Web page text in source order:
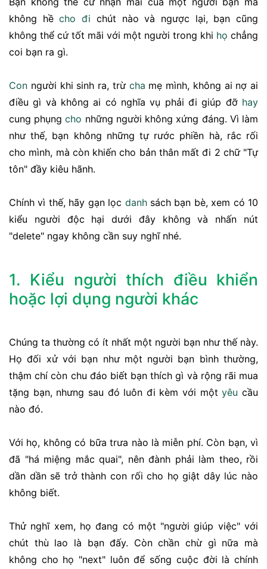
không hềcho đi chút nào và ngược lại, bạn cũng
không thể cứ tốt mãi với một người trong khi ho ̣ chẳng
coi bạn ra gì.
Con người khi sinh ra, trừ cha mẹ mình, không ai nợ ai
điều gì và không ai có nghĩa vụ phải đi giúp đỡ hay
cung phụngcho những người không xứng đáng. Vì làm
như thế, bạn không những tự rước phiền hà, rắc rối
cho mình, mà còn khiến cho bản thân mất đi 2 chữ "Tự
tôn" đầy kiêu hãnh.
Chính vì thế, hãy gạn lọc danhsách bạn bè, xem có 10
kiểu người độc hại dưới đây không và nhấn nút
"delete" ngay không cần suy nghĩ nhé.
1. Kiểu người thích điều khiển
hoặc lợi dụng người khác
Chúng ta thường có ít nhất một người bạn như thế này.
Họ đối xử với bạn như một người bạn bình thường,
thậm chí còn chu đáo biết bạn thích gì và rộng rãi mua
tặng bạn, nhưng sau đó luôn đi kèm với mộtyêu cầu
nào đó.
Với họ, không có bữa trưa nào là miễn phí. Còn bạn, vì
đã "há miệng mắc quai", nên đành phải làm theo, rồi
dần dần sẽ trở thành con rối cho họ giật dây lúc nào
không biết.
Thử nghĩ xem, họ đang có một "người giúp việc" với
chút thù lao là bạn đấy. Còn chần chừ gì nữa mà
không cho họ "next" luôn để sống cuộc đời là chính